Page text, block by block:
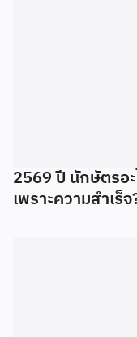
2569 ปี นักษัตรอ
เพราะความสำเร็จ